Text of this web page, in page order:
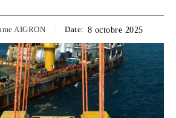
AIGRON Date: 8 octobre 2025